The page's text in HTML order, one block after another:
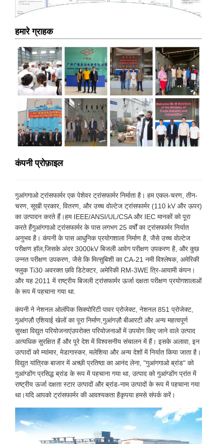
हमारे ग्राहक
कंपनी प्रोफ़ाइल
गुआंगगाओ ट्रांसफार्मर एक पेशेवर ट्रांसफार्मर निर्माता है। हम एकल-चरण, तीन-
चरण, सूखी प्रकार, वितरण, और उच्च वोल्टेज ट्रांसफार्मर (110 kV और ऊपर)
का उत्पादन करते हैं।हम IEEE/ANSI/UL/CSA और IEC मानकों को पूरा
करते हैंगुआंगगाओ ट्रांसफार्मर के पास लगभग 25 वर्षों का ट्रांसफार्मर निर्यात
अनुभव है। कंपनी के पास आधुनिक प्रयोगशाला निर्माण है, जैसे उच्च वोल्टेज
परीक्षण हॉल,जिसके अंदर 3000kV बिजली आवेग परीक्षण उपकरण है, और कुछ
उन्नत परीक्षण उपकरण, जैसे कि मित्सुबिशी का CA-21 नमी विश्लेषक, अमेरिकी
फ्लुक Ti30 अवरक्त छवि डिटेक्टर, अमेरिकी RM-3WE त्रि-आयामी कंपन।
और यह 2011 में राष्ट्रीय बिजली ट्रांसफार्मर ऊर्जा दक्षता परीक्षण प्रयोगशालाओं
के रूप में पहचाना गया था.
कंपनी ने नेशनल ओलंपिक सिक्योरिटी पावर प्रोजेक्ट, नेशनल 851 प्रोजेक्ट,
गुआंगज़ौ एशियाई खेलों का पूरा निर्माण,गुआंगज़ौ बीआरटी और अन्य महत्वपूर्ण
सुरक्षा विद्युत परियोजनाएंउपरोक्त परियोजनाओं में उपयोग किए जाने वाले उत्पाद
अत्यधिक सुरक्षित हैं और पूरे देश में विश्वसनीय संचालन में हैं। इसके अलावा, इन
उत्पादों को म्यांमार, मेडागास्कर, मलेशिया और अन्य देशों में निर्यात किया जाता है।
विद्युत यांत्रिक बाजार में अच्छी प्रतिष्ठा का आनंद लेना, "गुआंगगाओ ब्रांड" को
गुआंग्डोंग प्रसिद्ध ब्रांड के रूप में पहचाना गया था, उत्पाद को गुआंग्डोंग प्रांत में
राष्ट्रीय ऊर्जा दक्षता स्टार उत्पादों और ब्रांड-नाम उत्पादों के रूप में पहचाना गया
था।यदि आपको ट्रांसफार्मर की आवश्यकता हैकृपया हमसे संपर्क करें।